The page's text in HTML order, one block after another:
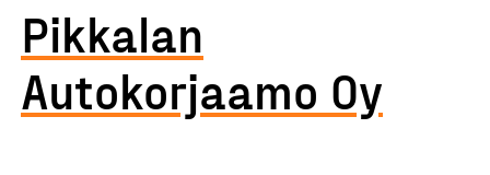
Pikkalan
Autokorjaamo Oy